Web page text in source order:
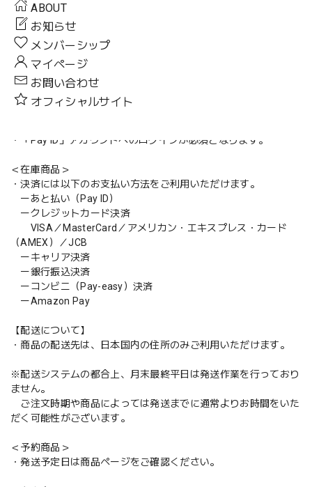
ABOUT
お知らせ
メンバーシップ
マイページ
お問い合わせ
オフィシャルサイト
する場合があります。
・商品画像はイメージのため、実際の商品とは色味やデザインが
若干異なる可能性がございます。
・お客様都合によるご注文のキャンセル、返品・返金はご対応で
きかねます。
【決済について】
・「Pay ID」アカウントへのログインが必須となります。
＜在庫商品＞
・決済には以下のお支払い方法をご利用いただけます。
ーあと払い（Pay ID）
ークレジットカード決済
VISA／MasterCard／アメリカン・エキスプレス・カード
（AMEX）／JCB
ーキャリア決済
ー銀行振込決済
ーコンビニ（Pay-easy）決済
ーAmazon Pay
【配送について】
・商品の配送先は、日本国内の住所のみご利用いただけます。
※配送システムの都合上、月末最終平日は発送作業を行っており
ません。
ご注文時期や商品によっては発送までに通常よりお時間をいた
だく可能性がございます。
＜予約商品＞
・発送予定日は商品ページをご確認ください。